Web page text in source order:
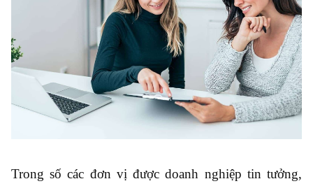
Trong số các đơn vị được doanh nghiệp tin tưởng,